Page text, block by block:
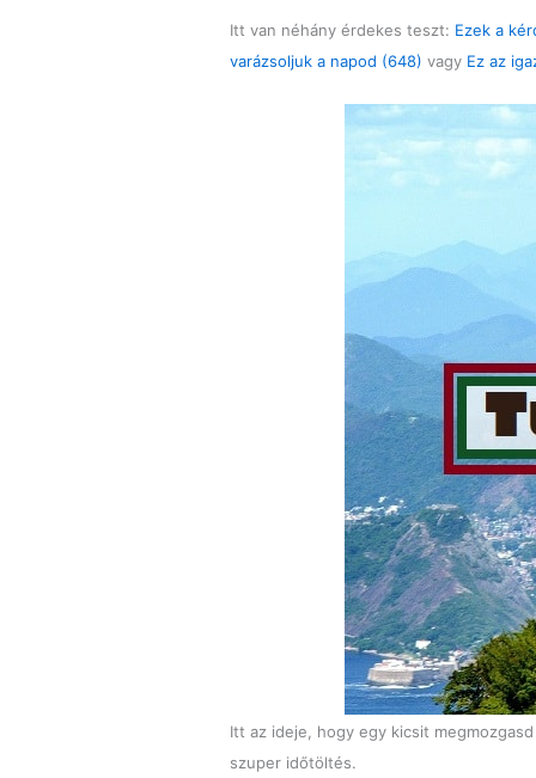
Itt van néhány érdekes teszt: Ezek a
varázsoljuk a napod (648) vagy Ez az
Itt az ideje, hogy egy kicsit
szuper időtöltés.